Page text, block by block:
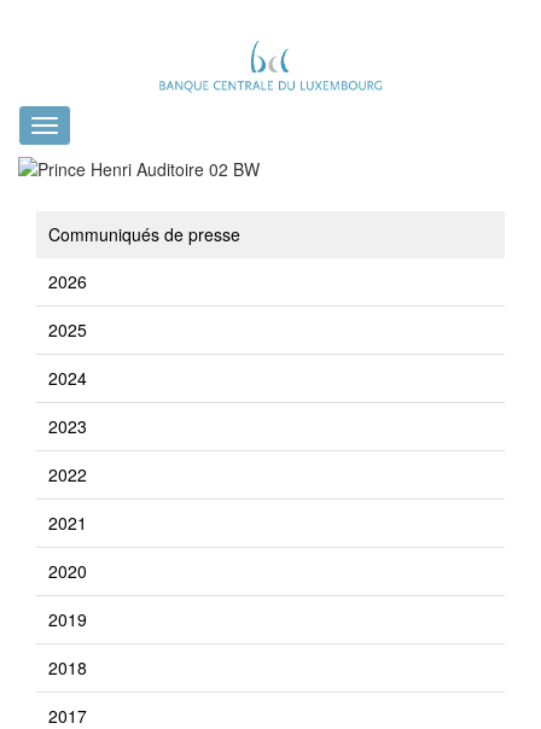
Toggle
navigation
Communiqués de presse
2026
2025
2024
2023
2022
2021
2020
2019
2018
2017